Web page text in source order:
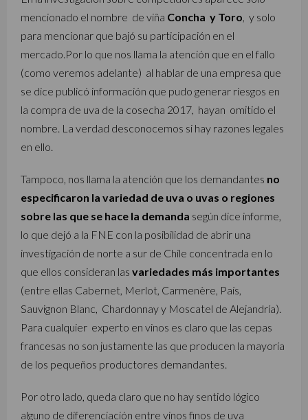
mencionado el nombre de viña Concha y Toro , y solo
para mencionar que bajó su participación en el
mercado.Por lo que nos llama la atención que en el fallo
(como veremos adelante) al hablar de una empresa que
se dice publicó información que pudo generar riesgos en
la compra de uva de la cosecha 2017, hayan omitido el
nombre. La verdad desconocemos si hay razones legales
en ello.
Tampoco, nos llama la atención que los demandantes no
especificaron la variedad de uva o uvas o regiones
sobre las que se hace la demanda según dice informe,
lo que dejó a la FNE con la posibilidad de abrir una
investigación de norte a sur de Chile concentrada en lo
que ellos consideran las variedades más importantes
(entre ellas Cabernet, Merlot, Carmenère, País,
Sauvignon Blanc, Chardonnay y Moscatel de Alejandría).
Para cualquier experto en vinos es claro que las cepas
francesas no son justamente las que producen la mayoría
de los pequeños productores demandantes.
Por otro lado, queda claro que no hay sentido lógico
alguno de diferenciación entre vinos finos de uva